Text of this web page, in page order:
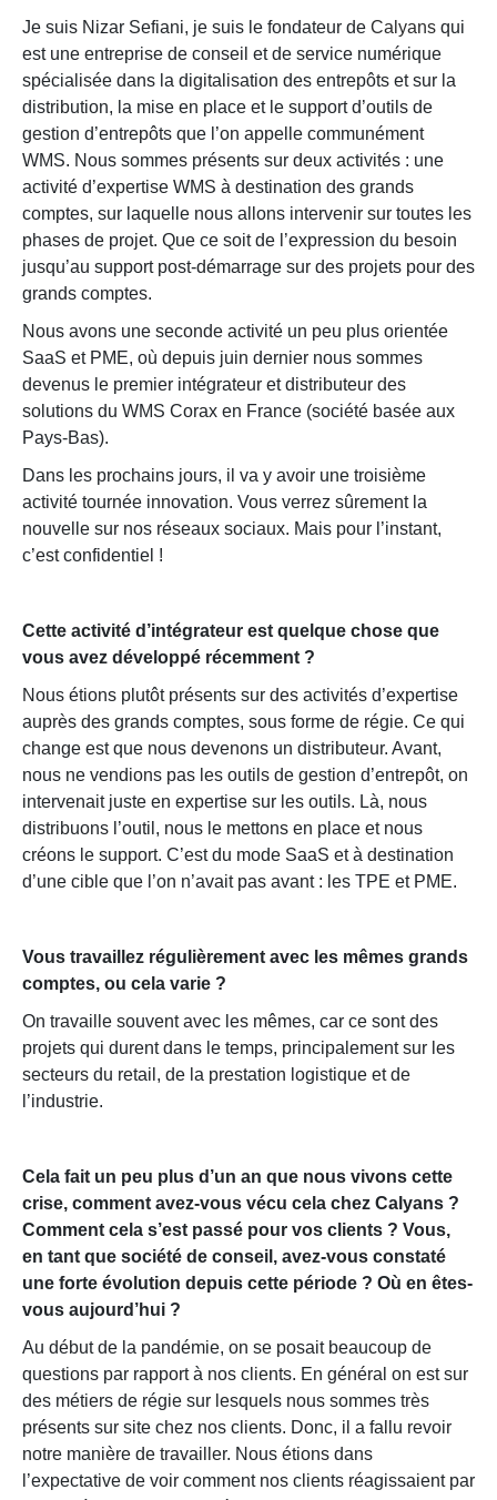
Je suis Nizar Sefiani, je suis le fondateur de Calyans qui
est une entreprise de conseil et de service numérique
spécialisée dans la digitalisation des entrepôts et sur la
distribution, la mise en place et le support d’outils de
gestion d’entrepôts que l’on appelle communément
WMS. Nous sommes présents sur deux activités : une
activité d’expertise WMS à destination des grands
comptes, sur laquelle nous allons intervenir sur toutes les
phases de projet. Que ce soit de l’expression du besoin
jusqu’au support post-démarrage sur des projets pour des
grands comptes.
Nous avons une seconde activité un peu plus orientée
SaaS et PME, où depuis juin dernier nous sommes
devenus le premier intégrateur et distributeur des
solutions du WMS Corax en France (société basée aux
Pays-Bas).
Dans les prochains jours, il va y avoir une troisième
activité tournée innovation. Vous verrez sûrement la
nouvelle sur nos réseaux sociaux. Mais pour l’instant,
c’est confidentiel !
Cette activité d’intégrateur est quelque chose que
vous avez développé récemment ?
Nous étions plutôt présents sur des activités d’expertise
auprès des grands comptes, sous forme de régie. Ce qui
change est que nous devenons un distributeur. Avant,
nous ne vendions pas les outils de gestion d’entrepôt, on
intervenait juste en expertise sur les outils. Là, nous
distribuons l’outil, nous le mettons en place et nous
créons le support. C’est du mode SaaS et à destination
d’une cible que l’on n’avait pas avant : les TPE et PME.
Vous travaillez régulièrement avec les mêmes grands
comptes, ou cela varie ?
On travaille souvent avec les mêmes, car ce sont des
projets qui durent dans le temps, principalement sur les
secteurs du retail, de la prestation logistique et de
l’industrie.
Cela fait un peu plus d’un an que nous vivons cette
crise, comment avez-vous vécu cela chez Calyans ?
Comment cela s’est passé pour vos clients ? Vous,
en tant que société de conseil, avez-vous constaté
une forte évolution depuis cette période ? Où en êtes-
vous aujourd’hui ?
Au début de la pandémie, on se posait beaucoup de
questions par rapport à nos clients. En général on est sur
des métiers de régie sur lesquels nous sommes très
présents sur site chez nos clients. Donc, il a fallu revoir
notre manière de travailler. Nous étions dans
l’expectative de voir comment nos clients réagissaient par